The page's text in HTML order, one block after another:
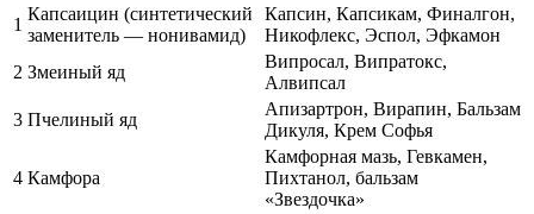
1
Капсаицин (синтетический
заменитель — нонивамид)
Капсин, Капсикам, Финалгон,
Никофлекс, Эспол, Эфкамон
2 Змеиный яд
Випросал, Випратокс,
Алвипсал
3 Пчелиный яд
Апизартрон, Вирапин, Бальзам
Дикуля, Крем Софья
4 Камфора
Камфорная мазь, Гевкамен,
Пихтанол, бальзам
«Звездочка»